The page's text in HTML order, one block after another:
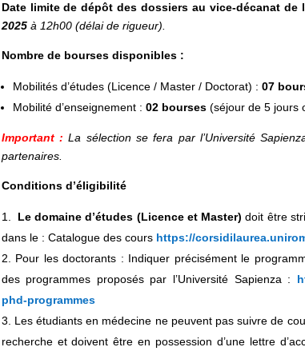
Date limite de dépôt des dossiers au vice-décanat
2025à 12h00 (délai de rigueur).
Nombre de bourses disponibles :
Mobilités d’études (Licence / Master / Doctorat) : 07
Mobilité d’enseignement : 02 bourses(séjour de 5 jours
Important : La sélection se fera par l’Université
partenaires.
Conditions d’éligibilité
Le domaine d’études (Licence et Master) doit être
dans le : Catalogue des cours https://
Pour les doctorants : Indiquer précisément le
des programmes proposés par l’Université Sapienza :
phd-programmes
Les étudiants en médecine ne peuvent pas suivre de
recherche et doivent être en possession d’une lettre